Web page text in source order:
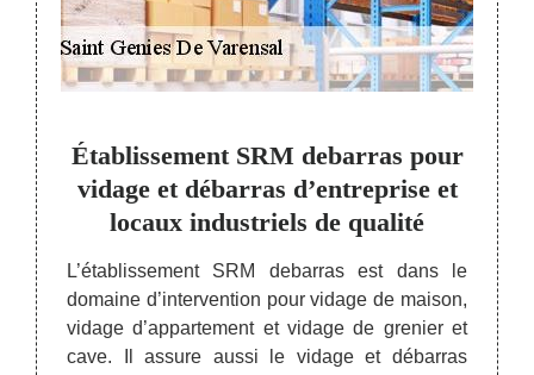
un
suite
Établissement SRM debarras pour
vidage et débarras d’entreprise et
locaux industriels de qualité
L’établissement SRM debarras est dans le
domaine d’intervention pour vidage de maison,
vidage d’appartement et vidage de grenier et
cave. Il assure aussi le vidage et débarras
à
chez
les